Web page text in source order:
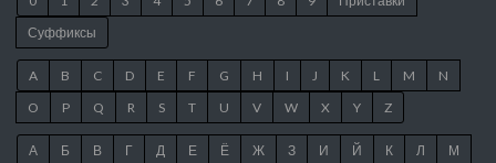
Суффиксы
A B C D E F G H I J K L M
N
O
P Q R S T U V W X Y Z
А Б В Г Д Е Ё Ж З И Й К Л М